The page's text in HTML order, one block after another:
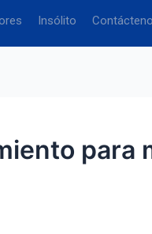
Insólito
para